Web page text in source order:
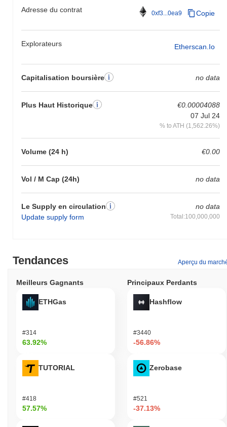
Adresse du contrat 0xf3...0ea9 Copie
Explorateurs Etherscan.io
Capitalisation boursière no data
Plus Haut Historique
€0.00004088
07 Jul 24
% to ATH (1,562.26%)
Volume (24 h) €0.00
Vol / M Cap (24h) no data
Le Supply en circulation
Update supply form
no data
Total:100,000,000
Comment HarryPotterObamaMario9INU performe-
t-il par rapport au marché crypto plus large ?
Au cours des 7 derniers jours, HarryPotterObamaMario9INU a a
affiché un gain de0.51%. Cela indique un retard temporaire dans
l'action des prix de ERC20 par rapport à la dynamique du marché
Tendances Aperçu du
Meilleurs Gagnants
ETHGas
#314
63.92%
TUTORIAL
#418
57.57%
Principaux Perdants
Hashflow
#3440
-56.86%
Zerobase
#521
-37.13%